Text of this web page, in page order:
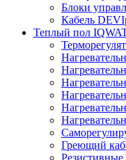
Блоки
Кабель
Теплый пол
Греющий